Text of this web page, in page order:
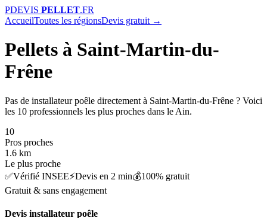
PDEVIS PELLET.FR
AccueilToutes les régionsDevis gratuit →
Pellets à Saint-Martin-du-
Frêne
Pas de installateur poêle directement à Saint-Martin-du-Frêne ? Voici
les 10 professionnels les plus proches dans le Ain.
10
Pros proches
1.6 km
Le plus proche
✅Vérifié INSEE⚡Devis en 2 min💰100% gratuit
Gratuit & sans engagement
Devis installateur poêle